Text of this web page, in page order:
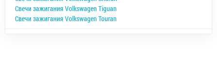
Свечи зажигания Volkswagen Tiguan
Свечи зажигания Volkswagen Touran